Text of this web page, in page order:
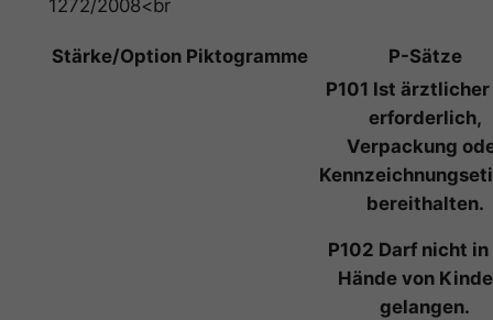
s
1272/2008<br
Stärke/Option Piktogramme P-Sätze
P101 Ist ärztlicher
erforderlich,
Verpackung
bereithalten.
P102 Darf nicht
Hände von
gelangen.